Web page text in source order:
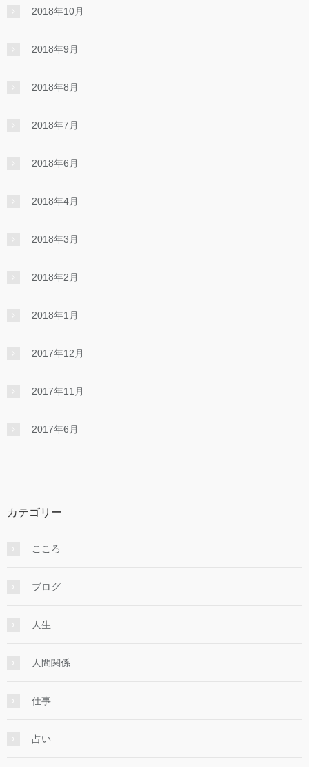
2018年10月
2018年9月
2018年8月
2018年7月
2018年6月
2018年4月
2018年3月
2018年2月
2018年1月
2017年12月
2017年11月
2017年6月
カテゴリー
こころ
ブログ
人生
人間関係
仕事
占い